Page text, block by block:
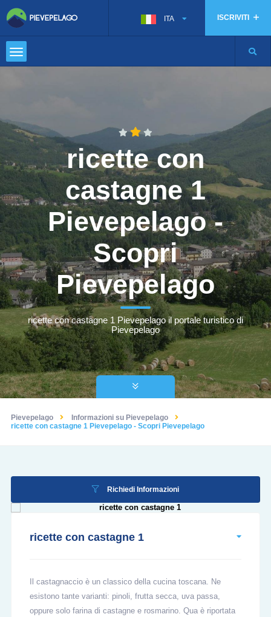
ISCRIVITI
ITA
ricette con
castagne 1
Pievepelago -
Scopri
Pievepelago
ricette con castagne 1 Pievepelago il portale turistico di
Pievepelago
Pievepelago
Informazioni su Pievepelago
ricette con castagne 1 Pievepelago - Scopri Pievepelago
Richiedi Informazioni
ricette con castagne 1
Il castagnaccio è un classico della cucina toscana. Ne
esistono tante varianti: pinoli, frutta secca, uva passa,
oppure solo farina di castagne e rosmarino. Qua è riportata